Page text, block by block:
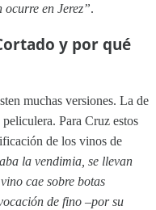
ocurre en Jerez”.
y por qué
muchas versiones. La de
Para Cruz estos
de los vinos de
la vendimia, se llevan
cae sobre botas
de fino –por su